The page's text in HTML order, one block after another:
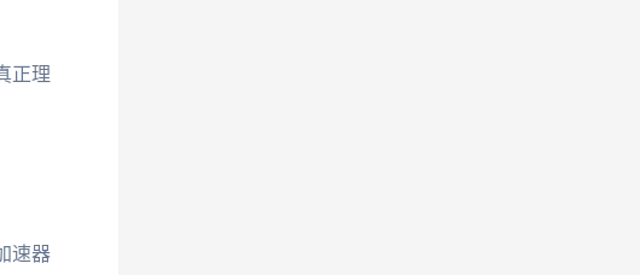
正理
速器